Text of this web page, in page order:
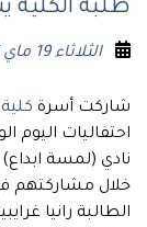
طلبة الكلية
الثلاثاء 19 ماي 2026 14:59
شاركت أسرة
احتفاليات اليوم
نادي (لمسة
خلال مشاركتهم
الطالبة رانيا